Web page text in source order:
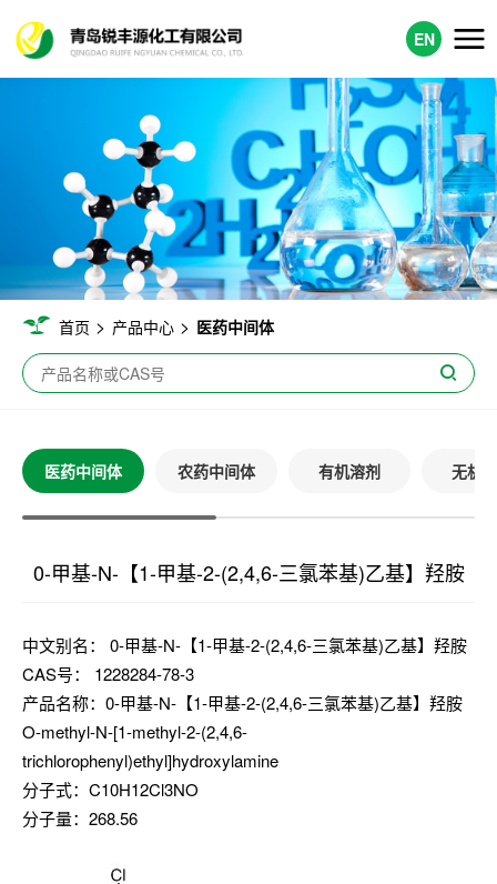
EN
首页 > 产品中心 > 医药中间体
医药中间体 农药中间体 有机溶剂 无机
0-甲基-N-【1-甲基-2-(2,4,6-三氯苯基)乙基】羟胺
中文别名： 0-甲基-N-【1-甲基-2-(2,4,6-三氯苯基)乙基】羟胺
CAS号： 1228284-78-3
产品名称：0-甲基-N-【1-甲基-2-(2,4,6-三氯苯基)乙基】羟胺
O-methyl-N-[1-methyl-2-(2,4,6-
trichlorophenyl)ethyl]hydroxylamine
分子式：C10H12Cl3NO
分子量：268.56